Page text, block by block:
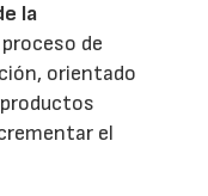
la
de
orientado
el